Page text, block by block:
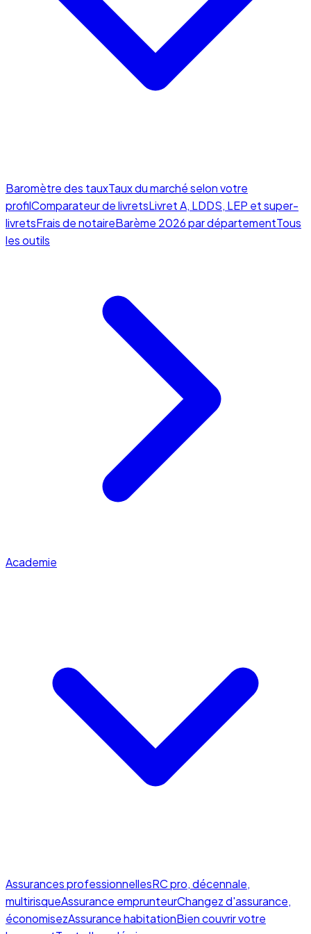
Baromètre des tauxTaux du marché selon votre
profilComparateur de livretsLivret A, LDDS, LEP et super-
livretsFrais de notaireBarème 2026 par départementTous
les outils
Academie
Assurances professionnellesRC pro, décennale,
multirisqueAssurance emprunteurChangez d'assurance,
économisezAssurance habitationBien couvrir votre